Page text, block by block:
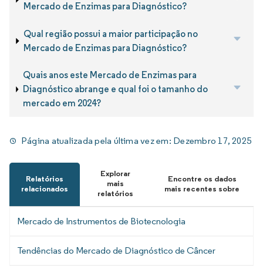
Mercado de Enzimas para Diagnóstico?
Qual região possui a maior participação no
Mercado de Enzimas para Diagnóstico?
Quais anos este Mercado de Enzimas para
Diagnóstico abrange e qual foi o tamanho do
mercado em 2024?
Página atualizada pela última vez em: Dezembro 17, 2025
Relatórios
relacionados
Explorar
mais
relatórios
Encontre os dados
mais recentes sobre
Mercado de Instrumentos de Biotecnologia
Tendências do Mercado de Diagnóstico de Câncer